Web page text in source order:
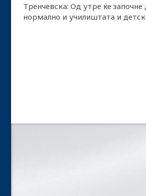
Тренчевска: Од утре ќе
нормално и училиштата и